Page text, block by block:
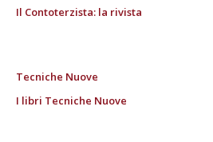
Il Contoterzista: la rivista
Tecniche Nuove
I libri Tecniche Nuove